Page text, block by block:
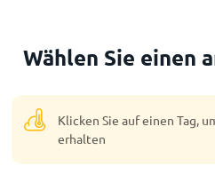
Wählen Sie einen
Klicken Sie auf einen Tag,
erhalten